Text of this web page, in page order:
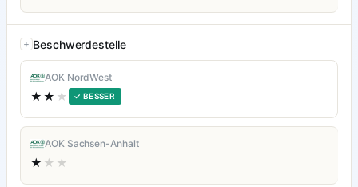
Beschwerdestelle
AOK NordWest
★★ ★ ✓ BESSER
AOK Sachsen-Anhalt
★ ★★